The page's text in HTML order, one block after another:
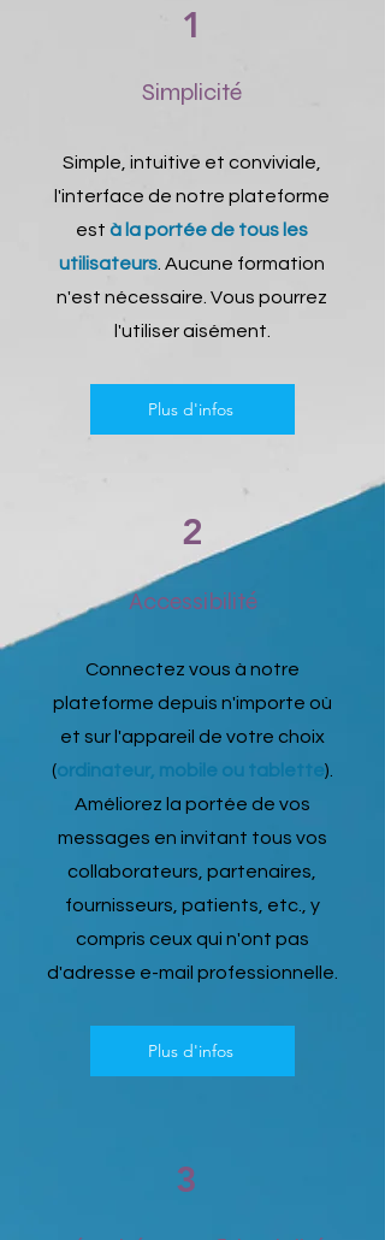
1
Simplicité
Simple, intuitive et conviviale,
l'interface de notre plateforme
est à la portée de tous les
utilisateurs . Aucune formation
n'est nécessaire. Vous pourrez
l'utiliser aisément.
Plus d'infos
2
Accessibilité
Connectez vous à notre
plateforme depuis n'importe où
et sur l'appareil de votre choix
(ordinateur, mobile ou tablette).
Améliorez la portée de vos
messages en invitant tous vos
collaborateurs, partenaires,
fournisseurs, patients, etc., y
compris ceux qui n'ont pas
d'adresse e-mail professionnelle.
Plus d'infos
3